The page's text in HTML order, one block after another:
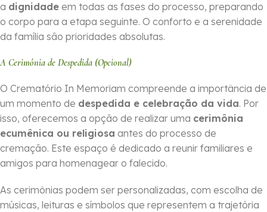
a dignidade em todas as fases do processo, preparando
o corpo para a etapa seguinte. O conforto e a serenidade
da família são prioridades absolutas.
A Cerimônia de Despedida (Opcional)
O Crematório In Memoriam compreende a importância de
um momento de despedida e celebração da vida. Por
isso, oferecemos a opção de realizar uma cerimônia
ecumênica ou religiosa antes do processo de
cremação. Este espaço é dedicado a reunir familiares e
amigos para homenagear o falecido.
As cerimônias podem ser personalizadas, com escolha de
músicas, leituras e símbolos que representem a trajetória